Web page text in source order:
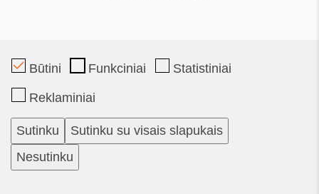
Mecenatas
Partneriai
Būtini Funkciniai Statistiniai
Reklaminiai
Sutinku
Sutinku su visais slapukais
Nesutinku